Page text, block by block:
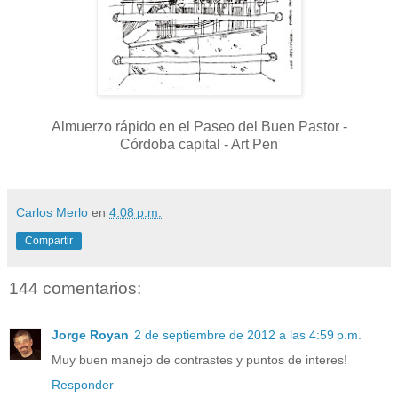
Almuerzo rápido en el Paseo del Buen Pastor -
Córdoba capital - Art Pen
Carlos Merlo en 4:08 p.m.
Compartir
144 comentarios:
Jorge Royan 2 de septiembre de 2012 a las 4:59 p.m.
Muy buen manejo de contrastes y puntos de interes!
Responder